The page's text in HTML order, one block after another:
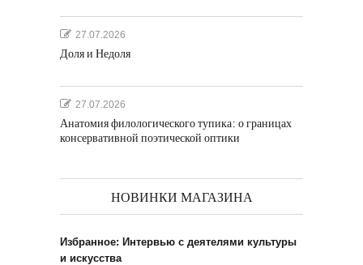
27.07.2026
Доля и Недоля
27.07.2026
Анатомия филологического тупика: о границах
консервативной поэтической оптики
НОВИНКИ МАГАЗИНА
Избранное: Интервью с деятелями культуры
и искусства